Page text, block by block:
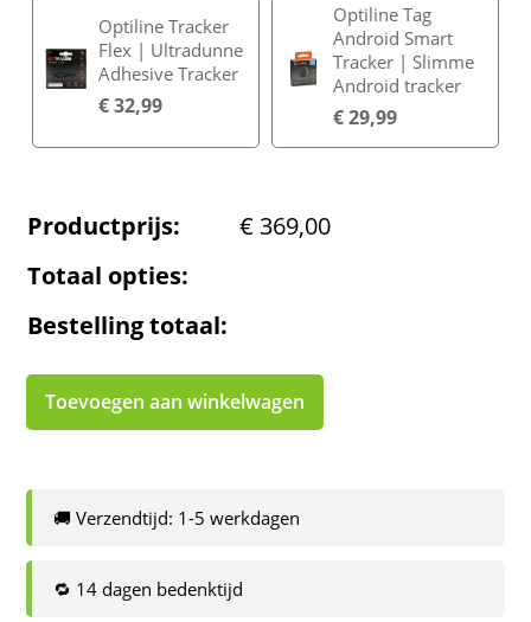
Optiline Tracker
Flex | Ultradunne
Adhesive Tracker
€32,99
Optiline Tag
Android Smart
Tracker | Slimme
Android tracker
€29,99
Productprijs: € 369,00
Totaal opties:
Bestelling totaal:
Toevoegen aan winkelwagen
🚚 Verzendtijd: 1-5 werkdagen
🔁 14 dagen bedenktijd